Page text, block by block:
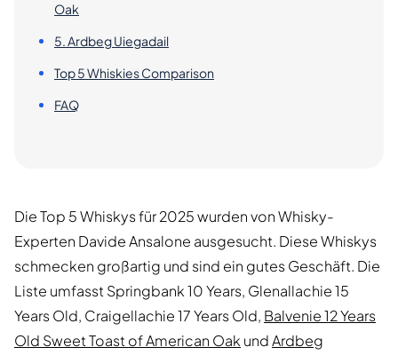
Oak
5. Ardbeg Uiegadail
Top 5 Whiskies Comparison
FAQ
Die Top 5 Whiskys für 2025 wurden von Whisky-
Experten Davide Ansalone ausgesucht. Diese Whiskys
schmecken großartig und sind ein gutes Geschäft. Die
Liste umfasst Springbank 10 Years, Glenallachie 15
Years Old, Craigellachie 17 Years Old, Balvenie 12 Years
Old Sweet Toast of American Oak undArdbeg